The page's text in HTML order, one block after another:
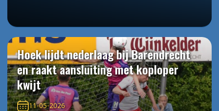
Hoek lijdt nederlaag bij Barendrecht
en raakt aansluiting met koploper
kwijt
11-05-2026